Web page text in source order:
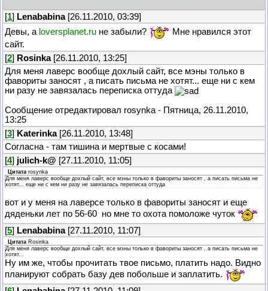
[1] Lenababina[26.11.2010, 03:39]
Девы, а loversplanet.ru не забыли?
Мне нравился этот
сайт.
[2] Rosinka[26.11.2010, 13:25]
Для меня лаверс вообще дохлый сайт, все мэны только в
фавориты заносят , а писать письма не хотят... еще ни с кем
ни разу не завязалась переписка оттуда
Сообщение отредактировал rosynka - Пятница, 26.11.2010,
13:25
[3] Katerinka[26.11.2010, 13:48]
Согласна - там тишина и мертвые с косами!
[4] julich-k@ [27.11.2010, 11:05]
Цитата rosynka
Для меня лаверс вообще дохлый сайт, все мэны только в фавориты заносят , а писать письма не
хотят... еще ни с кем ни разу не завязалась переписка оттуда
вот и у меня на лаверсе только в фавориты заносят и еще
дяденьки лет по 56-60 но мне то охота помоложе чуток
[5] Lenababina[27.11.2010, 11:07]
Цитата Rosinka
Для меня лаверс вообще дохлый сайт, все мэны только в фавориты заносят , а писать письма не
хотят...
Ну им же, чтобы прочитать твое письмо, платить надо. Видно
планируют собрать базу дев побольше и заплатить.